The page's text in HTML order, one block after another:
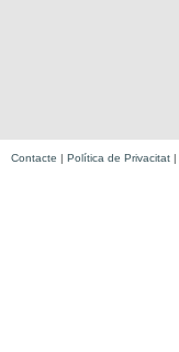
Contacte | Política de Privacitat |